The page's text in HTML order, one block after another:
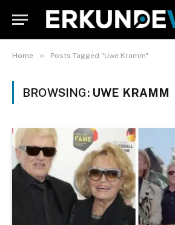
Home » Posts Tagged "Uwe Kramm"
BROWSING: UWE KRAMM